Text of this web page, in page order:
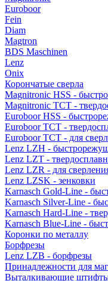
Euroboor
Fein
Diam
Magtron
BDS Maschinen
Lenz
Onix
Корончатые сверла
Magnitronic HSS -
Magnitronic TCT -
Euroboor HSS -
Euroboor TCT -
Euroboor TCT - для
Lenz LZH -
Lenz LZT -
Lenz LZR - для
Lenz LZSK - зенковки
Karnasch Gold-Line -
Karnasch Silver-Line -
Karnasch Hard-Line -
Karnasch Blue-Line -
Коронки по металлу
Борфрезы
Lenz LZB - борфрезы
Принадлежности для
Выталкивающие